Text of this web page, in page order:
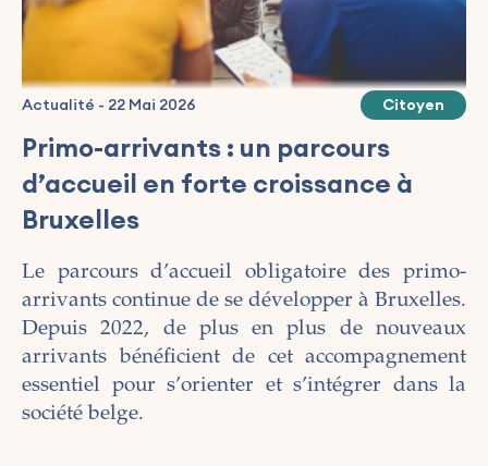
Primo-arrivants : un parcours
d’accueil en forte croissance à
Bruxelles
Actualité - 22 Mai 2026 Citoyen
Le parcours d’accueil obligatoire des primo-
arrivants continue de se développer à Bruxelles.
Depuis 2022, de plus en plus de nouveaux
arrivants bénéficient de cet accompagnement
essentiel pour s’orienter et s’intégrer dans la
société belge.